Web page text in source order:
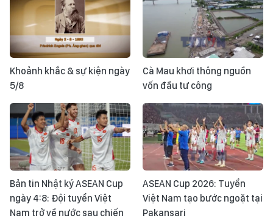
Khoảnh khắc & sự kiện ngày
5/8
Cà Mau khơi thông nguồn
vốn đầu tư công
Bản tin Nhật ký ASEAN Cup
ngày 4:8: Đội tuyển Việt
Nam trở về nước sau chiến
ASEAN Cup 2026: Tuyển
Việt Nam tạo bước ngoặt tại
Pakansari